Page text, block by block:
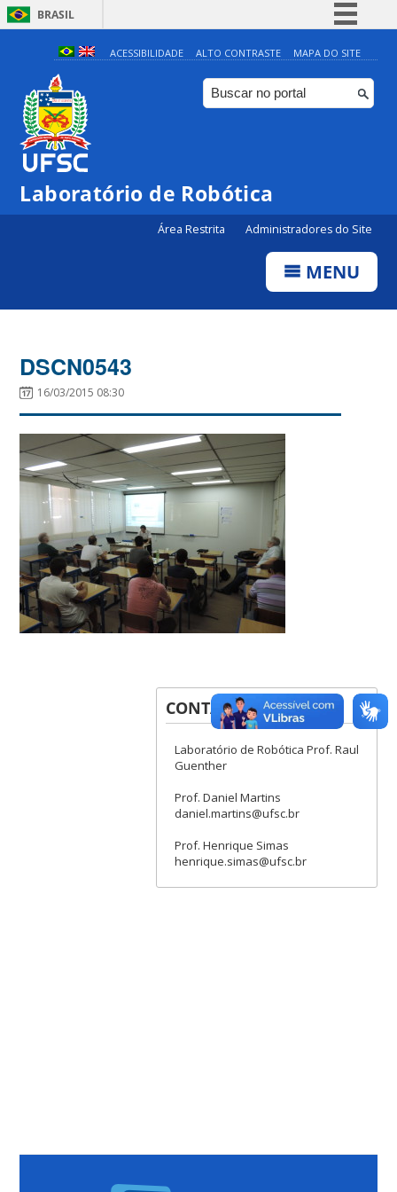
BRASIL
Simplifique!
Comunica BR
Participe
Canais
ACESSIBILIDADE ALTO CONTRASTE MAPA DO SITE
Laboratório de Robótica
Área Restrita Administradores do Site
MENU
DSCN0543
16/03/2015 08:30
CONTATOS
Laboratório de Robótica Prof. Raul
Guenther
Prof. Daniel Martins
daniel.martins@ufsc.br
Prof. Henrique Simas
henrique.simas@ufsc.br